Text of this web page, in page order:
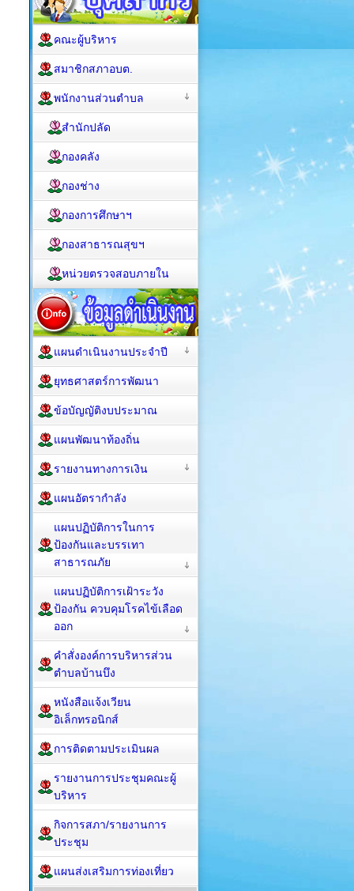
คณะผู้บริหาร
สมาชิกสภาอบต.
พนักงานส่วนตำบล
สำนักปลัด
กองคลัง
กองช่าง
กองการศึกษาฯ
กองสาธารณสุขฯ
หน่วยตรวจสอบภายใน
แผนดำเนินงานประจำปี
ยุทธศาสตร์การพัฒนา
ข้อบัญญัติงบประมาณ
แผนพัฒนาท้องถิ่น
รายงานทางการเงิน
แผนอัตรากำลัง
แผนปฏิบัติการในการ
ป้องกันและบรรเทา
สาธารณภัย
แผนปฏิบัติการเฝ้าระวัง
ป้องกัน ควบคุมโรคไข้เลือด
ออก
คำสั่งองค์การบริหารส่วน
ตำบลบ้านบึง
หนังสือแจ้งเวียน
อิเล็กทรอนิกส์
การติดตามประเมินผล
รายงานการประชุมคณะผู้
บริหาร
กิจการสภา/รายงานการ
ประชุม
แผนส่งเสริมการท่องเที่ยว